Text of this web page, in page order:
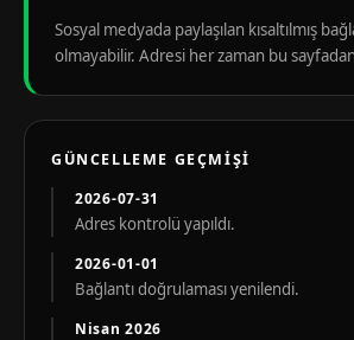
Sosyal medyada paylaşılan kısaltılmış
olmayabilir. Adresi her zaman bu
GÜNCELLEME GEÇMIŞI
2026-07-31
Adres kontrolü yapıldı.
2026-01-01
Bağlantı doğrulaması yenilendi.
Nisan 2026